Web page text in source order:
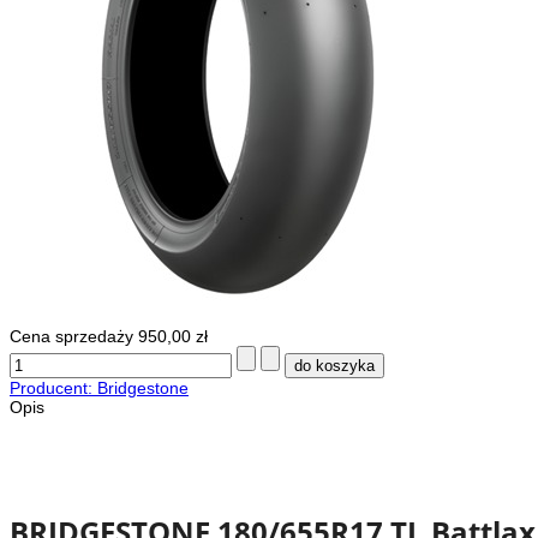
Cena sprzedaży 950,00 zł
Producent: Bridgestone
Opis